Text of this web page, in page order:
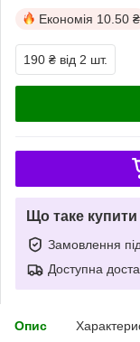
Економія 10.50 ₴
190 ₴ від 2 шт.
Що таке
Замовлення
Доступна
Опис